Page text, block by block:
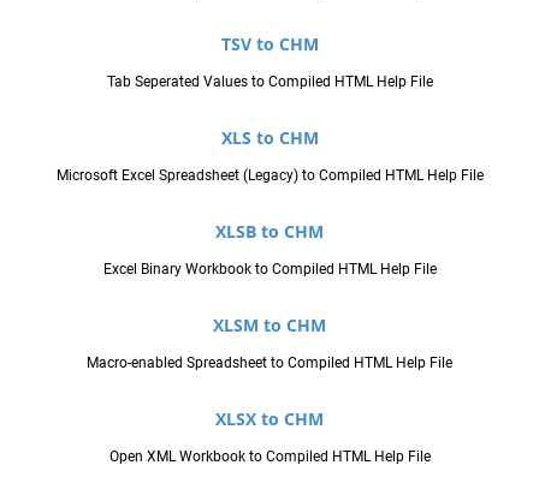
TSV to CHM
Tab Seperated Values to Compiled HTML Help File
XLS to CHM
Microsoft Excel Spreadsheet (Legacy) to Compiled HTML Help File
XLSB to CHM
Excel Binary Workbook to Compiled HTML Help File
XLSM to CHM
Macro-enabled Spreadsheet to Compiled HTML Help File
XLSX to CHM
Open XML Workbook to Compiled HTML Help File